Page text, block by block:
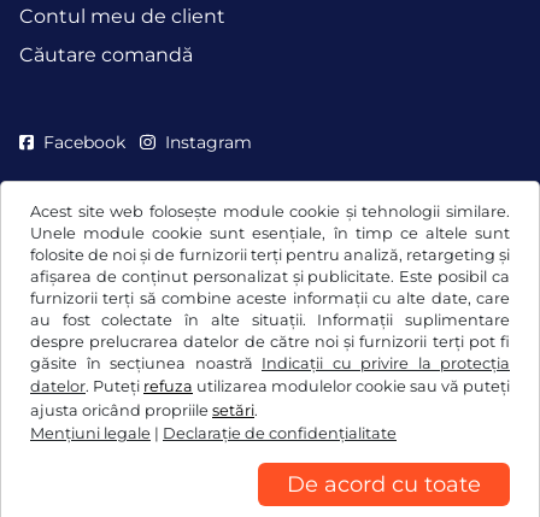
Acest site web folosește module cookie și tehnologii similare.
Unele module cookie sunt esențiale, în timp ce altele sunt
folosite de noi și de furnizorii terți pentru analiză, retargeting și
afișarea de conținut personalizat și publicitate. Este posibil ca
furnizorii terți să combine aceste informații cu alte date, care
au fost colectate în alte situații. Informații suplimentare
despre prelucrarea datelor de către noi și furnizorii terți pot fi
găsite în secțiunea noastră Indicații cu privire la protecția
datelor. Puteți refuza utilizarea modulelor cookie sau vă puteți
ajusta oricând propriile setări.
Mențiuni legale | Declaraţie de confidențialitate
De acord cu toate
Contul meu de client
Căutare comandă
Facebook Instagram
Termeni generali şi condiţii / drept de retragere
Declaraţie de confidențialitate
Setări cookie